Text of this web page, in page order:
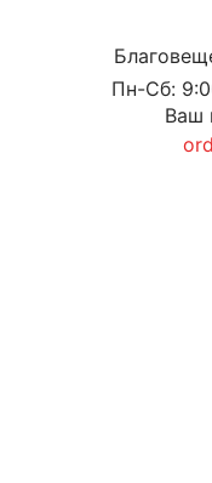
Пн-Сб:
Ваш